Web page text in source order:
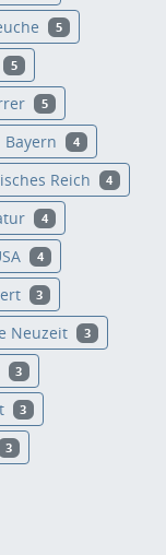
5
5
5
Bayern 4
Reich 4
4
4
3
Neuzeit 3
3
3
3